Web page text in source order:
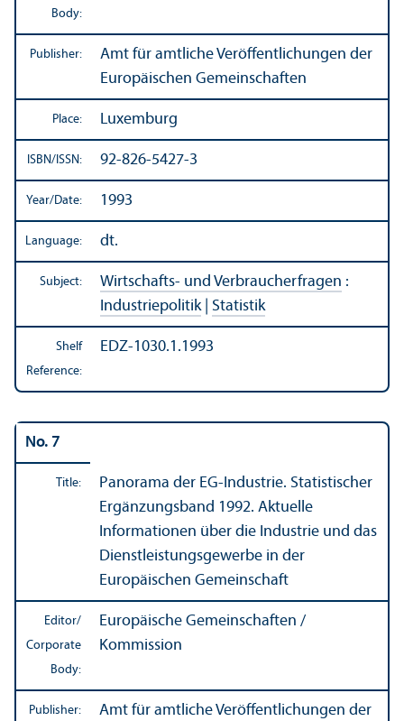
Body:
Publisher:
Amt für amtliche Veröffentlichungen der
Europäischen Gemeinschaften
Place: Luxemburg
ISBN/ISSN: 92-826-5427-3
Year/Date: 1993
Language: dt.
Subject: Wirtschafts- und Verbraucherfragen :
Industriepolitik| Statistik
Shelf
Reference:
EDZ-1030.1.1993
No. 7
Title:
Panorama der EG-Industrie. Statistischer
Ergänzungsband 1992. Aktuelle
Informationen über die Industrie und das
Dienstleistungsgewerbe in der
Europäischen Gemeinschaft
Editor/
Corporate
Body:
Europäische Gemeinschaften /
Kommission
Publisher:
Amt für amtliche Veröffentlichungen der